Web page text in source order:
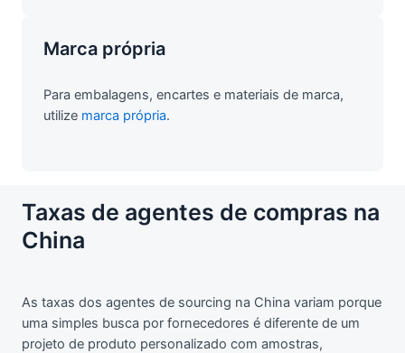
Marca própria
Para embalagens, encartes e materiais de marca,
utilize marca própria.
Taxas de agentes de compras na
China
As taxas dos agentes de sourcing na China variam porque
uma simples busca por fornecedores é diferente de um
projeto de produto personalizado com amostras,